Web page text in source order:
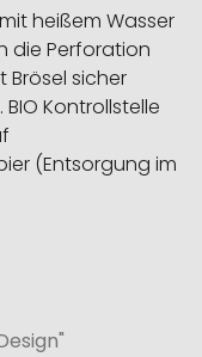
heißem Wasser
die Perforation
Brösel sicher
Kontrollstelle
(Entsorgung im